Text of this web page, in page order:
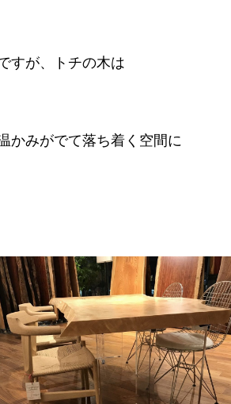
すが、トチの木は
かみがでて落ち着く空間に